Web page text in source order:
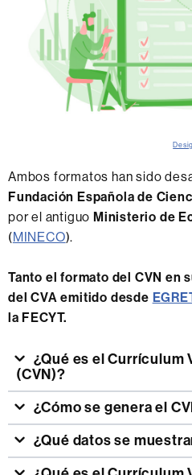
Ambos formatos han sido
Fundación Española de
por el antiguoMinisterio de
(MINECO).
Tanto el formato del CVN en
del CVA emitido desde
la FECYT.
(CVN)?
¿Cómo se genera el
¿Qué datos se